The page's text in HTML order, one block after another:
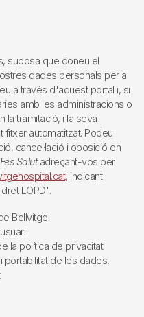
suposa que doneu el
dades personals per a
a través d'aquest portal i, si
amb les administracions o
la tramitació, i la seva
automatitzat. Podeu
cancel·lació i oposició en
Fes Salutadreçant-vos per
, indicant
LOPD".
Bellvitge.
la política de privacitat.
portabilitat de les dades,